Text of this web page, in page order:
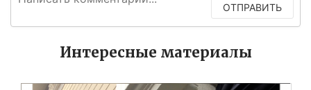
ОТПРАВИТЬ
Интересные материалы